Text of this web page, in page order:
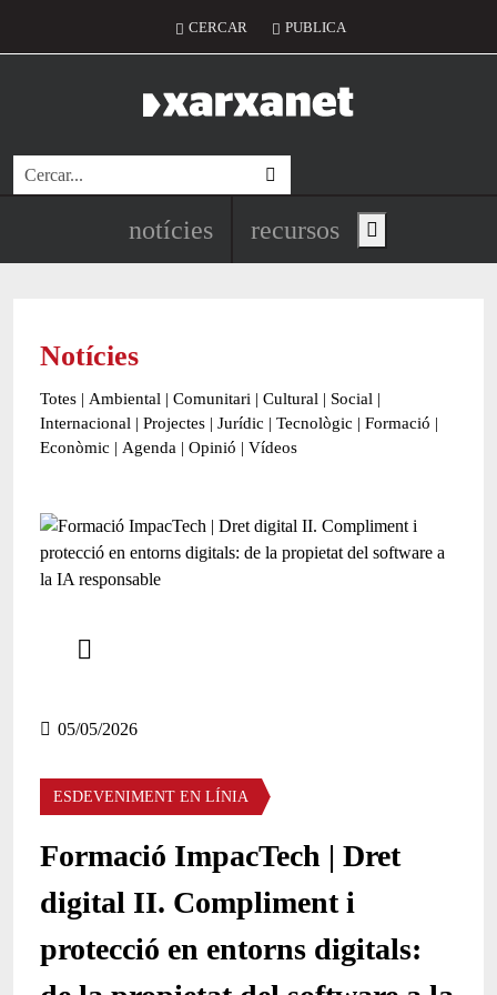
Menú del compte d'usuari
CERCAR PUBLICA
Cerca
Navegació principal de
notícies recursos Show main menu
Notícies
Totes | Ambiental | Comunitari | Cultural | Social |
Internacional | Projectes | Jurídic | Tecnològic | Formació |
Econòmic | Agenda | Opinió | Vídeos
05/05/2026
ESDEVENIMENT EN LÍNIA
Formació ImpacTech | Dret
digital II. Compliment i
protecció en entorns digitals: